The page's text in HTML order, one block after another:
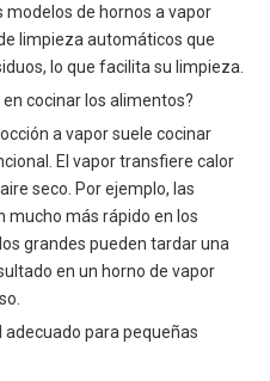
modelos de hornos a vapor
limpieza automáticos que
lo que facilita su limpieza.
cocinar los alimentos?
a vapor suele cocinar
El vapor transfiere calor
seco. Por ejemplo, las
mucho más rápido en los
​​grandes pueden tardar una
en un horno de vapor
adecuado para pequeñas